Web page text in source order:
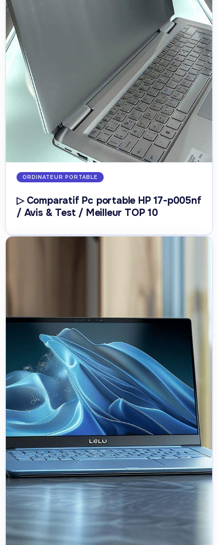
ORDINATEUR PORTABLE
▷ Comparatif Pc portable HP 17-p005nf
/ Avis & Test / Meilleur TOP 10